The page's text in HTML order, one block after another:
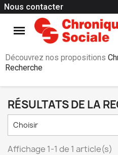
Nous contacter
Découvrez nos propositions
Recherche
RÉSULTATS DE LA
Choisir
Affichage 1-1 de 1 article(s)